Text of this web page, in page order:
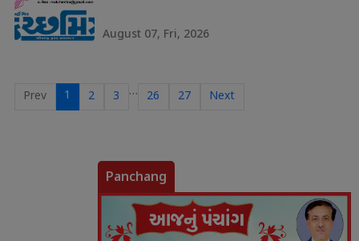
August 07, Fri, 2026
Prev 1 2 3 … 26 27 Next
Panchang